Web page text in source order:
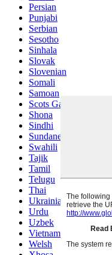
Persian
Punjabi
Serbian
Sesotho
Sinhala
Slovak
Slovenian
Somali
Samoan
Scots Gaelic
Shona
Sindhi
Sundanese
Swahili
Tajik
Tamil
Telugu
Thai
Ukrainian
Urdu
Uzbek
Vietnamese
Welsh